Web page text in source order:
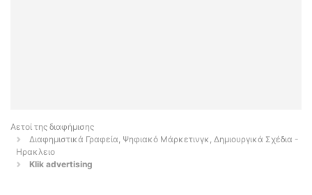
Αετοί της διαφήμισης
Διαφημιστικά Γραφεία, Ψηφιακό Μάρκετινγκ, Δημιουργικά Σχέδια -
Ηρακλειο
Klik advertising